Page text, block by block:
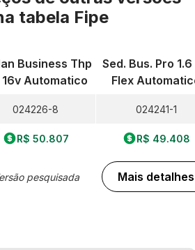
tabela Fipe
Business Thp
16v Automatico
024226-8
R$ 50.807
pesquisada
Sed. Bus. Pro
Flex
024241-1
R$ 49.408
Mais detalhes